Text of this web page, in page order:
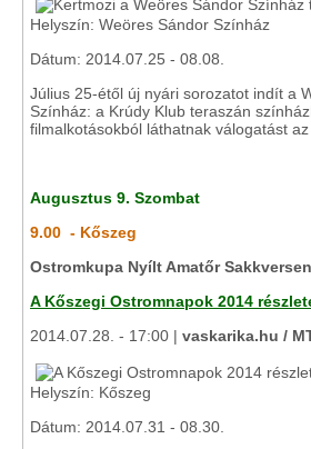
Helyszín: Weöres Sándor Színház
Dátum: 2014.07.25 - 08.08.
Július 25-étől új nyári sorozatot indít a
Színház: a Krúdy Klub teraszán
filmalkotásokból láthatnak válogatást az
Augusztus 9. Szombat
9.00 - Kőszeg
Ostromkupa Nyílt Amatőr
A Kőszegi Ostromnapok 2014
2014.07.28. - 17:00 | vaskarika.hu /
Helyszín: Kőszeg
Dátum: 2014.07.31 - 08.30.